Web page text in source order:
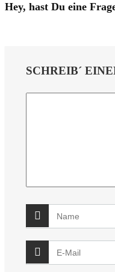
Hey, hast Du eine
SCHREIB´